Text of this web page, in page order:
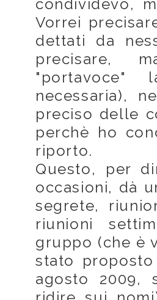
condividevo,
Vorrei
dettati da
precisare,
"portavoce"
necessaria),
preciso delle
perchè ho
riporto.
Questo, per
occasioni, dà
segrete,
riunioni
gruppo (che è
stato
agosto 2009,